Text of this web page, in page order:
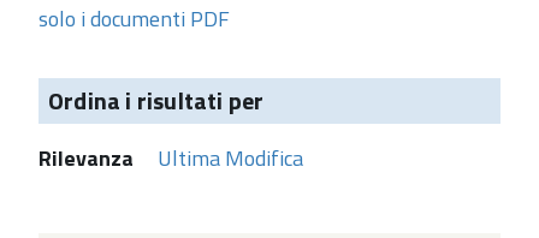
solo i documenti PDF
Ordina i risultati per
Rilevanza Ultima Modifica